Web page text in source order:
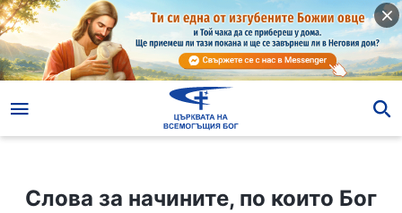
Слова за начините, по които Бог